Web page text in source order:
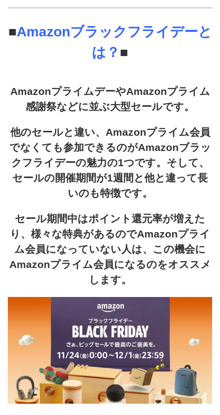
■Amazonブラックフライデーと
は？ ■
AmazonプライムデーやAmazonプライム
感謝祭などに並ぶ大型セールです。
他のセールと違い、Amazonプライム会員
でなくても参加できるのがAmazonブラッ
クフライデーの魅力の1つです。そして、
セールの開催期間が1週間と他と違って長
いのも特徴です。
セール期間中はポイント還元率が増えた
り、様々な特典があるのでAmazonプライ
ム会員になっていない人は、この機会に
Amazonプライム会員になるのをオススメ
します。